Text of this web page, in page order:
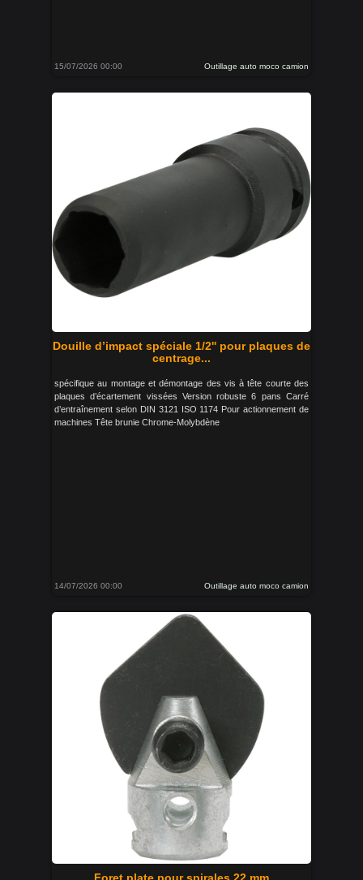
15/07/2026 00:00 Outillage auto moco camion
Douille d’impact spéciale 1/2'' pour plaques de
centrage...
spécifique au montage et démontage des vis à tête courte des
plaques d’écartement vissées Version robuste 6 pans Carré
d’entraînement selon DIN 3121 ISO 1174 Pour actionnement de
machines Tête brunie Chrome-Molybdène
14/07/2026 00:00 Outillage auto moco camion